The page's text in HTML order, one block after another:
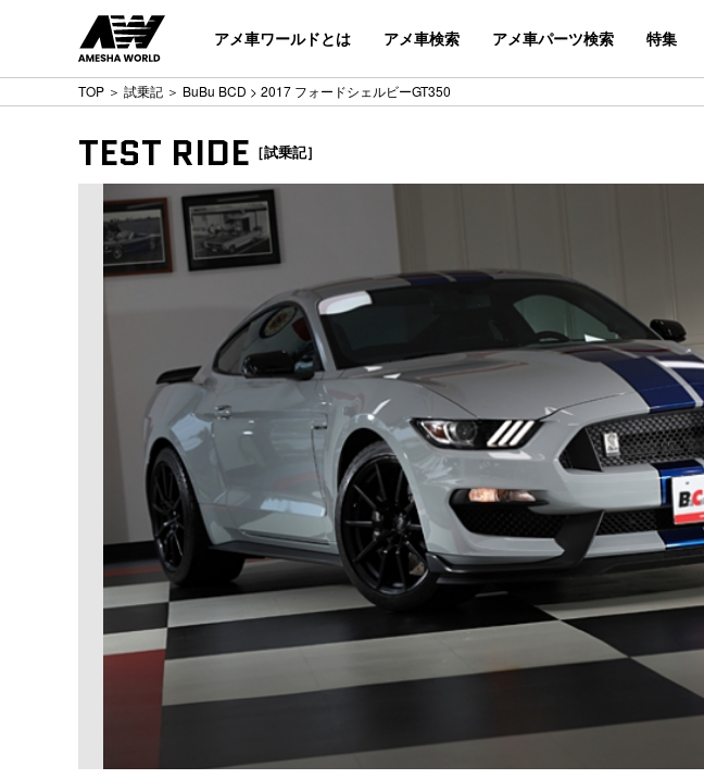
アメ車ワールドとは アメ車検索 アメ車パーツ検索 特集
TOP ＞ 試乗記 ＞ BuBu BCD > 2017 フォードシェルビーGT350
TEST RIDE ［試乗記］